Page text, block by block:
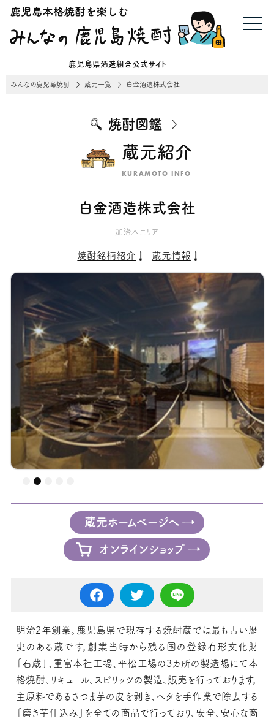
鹿児島県酒造組合公式サイト
みんなの鹿児島焼酎 蔵元一覧 白金酒造株式会社
焼酎図鑑
蔵元紹介
KURAMOTO INFO
白金酒造株式会社
加治木エリア
焼酎銘柄紹介 蔵元情報
蔵元ホームページへ
オンラインショップ
明治2年創業。鹿児島県で現存する焼酎蔵では最も古い歴
史のある蔵です。創業当時から残る国の登録有形文化財
「石蔵」、重富本社工場、平松工場の3カ所の製造場にて本
格焼酎、リキュール、スピリッツの製造、販売を行っております。
主原料であるさつま芋の皮を剥き、ヘタを手作業で除去する
「磨き芋仕込み」を全ての商品で行っており、安全、安心な商